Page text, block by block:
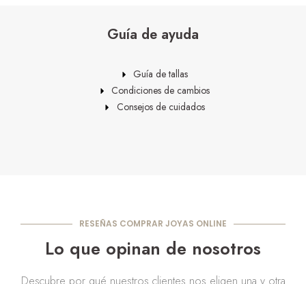
Guía de ayuda
Guía de tallas
Condiciones de cambios
Consejos de cuidados
RESEÑAS COMPRAR JOYAS ONLINE
Lo que opinan de nosotros